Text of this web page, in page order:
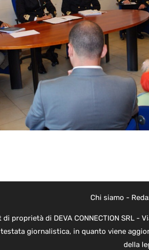
Chi siamo -
proprietà di DEVA CONNECTION SRL -
giornalistica, in quanto viene
della